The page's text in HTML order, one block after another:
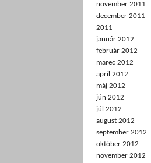
november 2011
december 2011
2011
január 2012
február 2012
marec 2012
apríl 2012
máj 2012
jún 2012
júl 2012
august 2012
september 2012
október 2012
november 2012